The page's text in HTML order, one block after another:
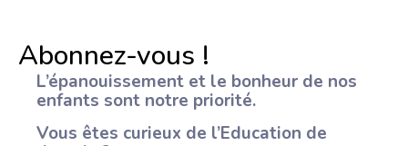
Abonnez-vous !
L’épanouissement et le bonheur de nos
enfants sont notre priorité.
Vous êtes curieux de l’Education de